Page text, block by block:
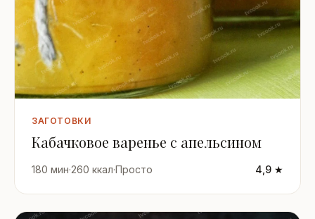
ЗАГОТОВКИ
Кабачковое варенье с апельсином
180 мин·260 ккал·Просто 4,9 ★